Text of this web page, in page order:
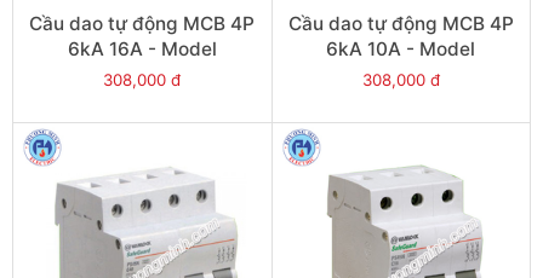
Cầu dao tự động MCB 4P
6kA 16A - Model
PS45S/C4016
308,000 đ
Cầu dao tự động MCB 4P
6kA 10A - Model
PS45S/C4010
308,000 đ